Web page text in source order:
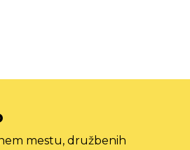
mestu, družbenih